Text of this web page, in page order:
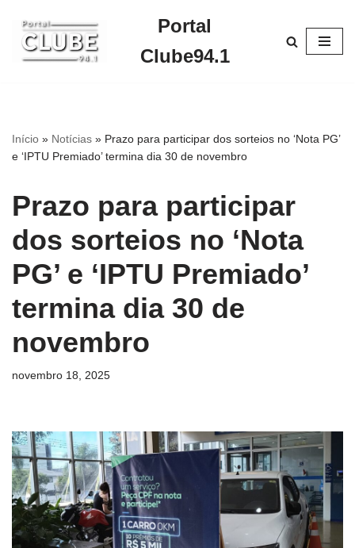
Pular
para
Portal
Clube94.1
Início » Notícias » Prazo para participar dos sorteios no ‘Nota PG’
e ‘IPTU Premiado’ termina dia 30 de novembro
Prazo para participar
dos sorteios no ‘Nota
PG’ e ‘IPTU Premiado’
termina dia 30 de
novembro
novembro 18, 2025